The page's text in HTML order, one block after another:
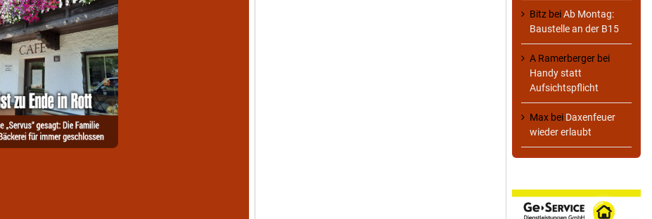
Bitz beiAb Montag:
Baustelle an der B15
A Ramerberger bei
Handy statt
Aufsichtspflicht
Max bei Daxenfeuer
wieder erlaubt